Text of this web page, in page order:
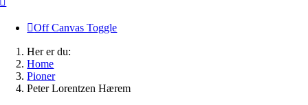
Off Canvas Toggle
Her er du:
Home
Pioner
Peter Lorentzen Hærem